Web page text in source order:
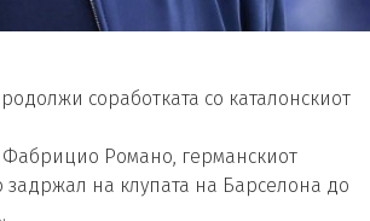
соработката со каталонскиот
Романо, германскиот
на клупата на Барселона до